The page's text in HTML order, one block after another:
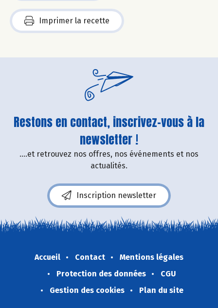
Imprimer la recette
Restons en contact, inscrivez-vous à la
newsletter !
....et retrouvez nos offres, nos événements et nos
actualités.
Inscription newsletter
Accueil Contact
Mentions légales
Protection des données
CGU
Gestion des cookies
Plan du site